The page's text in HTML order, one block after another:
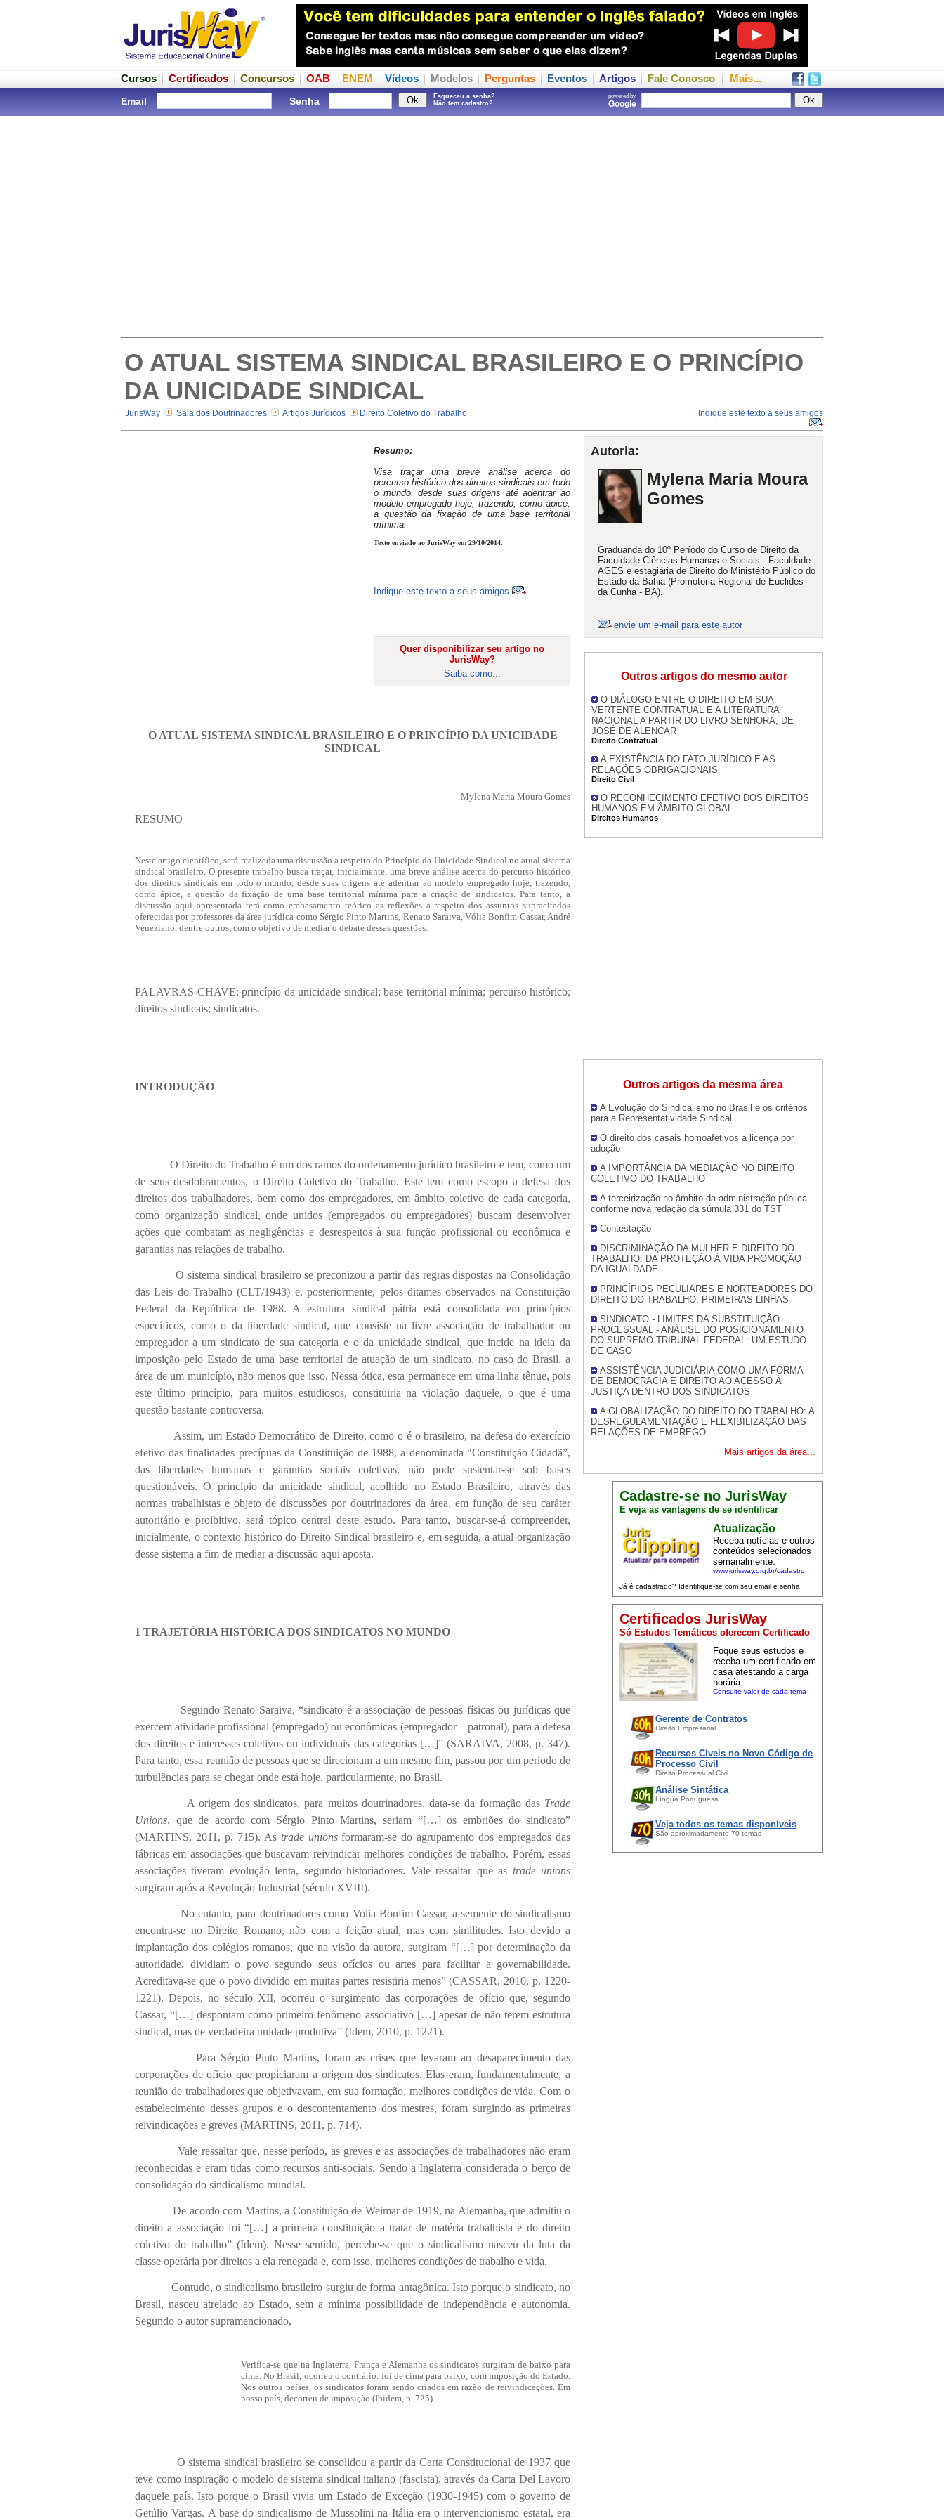
Cursos Certificados Concursos OAB ENEM Vídeos Modelos Perguntas Eventos Artigos Fale Conosco Mais...
Email Senha
Esqueceu a senha?
Não tem cadastro?
powered by
Google
O ATUAL SISTEMA SINDICAL BRASILEIRO E O PRINCÍPIO
DA UNICIDADE SINDICAL
JurisWay Sala dos Doutrinadores Artigos Jurídicos Direito Coletivo do Trabalho Indique este texto a seus amigos
Autoria:
Mylena Maria Moura
Gomes
Graduanda do 10º Período do Curso de Direito da
Faculdade Ciências Humanas e Sociais - Faculdade
AGES e estagiária de Direito do Ministério Público do
Estado da Bahia (Promotoria Regional de Euclides
da Cunha - BA).
envie um e-mail para este autor
Outros artigos do mesmo autor
O DIÁLOGO ENTRE O DIREITO EM SUA
VERTENTE CONTRATUAL E A LITERATURA
NACIONAL A PARTIR DO LIVRO SENHORA, DE
JOSÉ DE ALENCAR
Direito Contratual
A EXISTÊNCIA DO FATO JURÍDICO E AS
RELAÇÕES OBRIGACIONAIS
Direito Civil
O RECONHECIMENTO EFETIVO DOS DIREITOS
HUMANOS EM ÂMBITO GLOBAL
Direitos Humanos
Outros artigos da mesma área
A Evolução do Sindicalismo no Brasil e os critérios
para a Representatividade Sindical
O direito dos casais homoafetivos a licença por
adoção
A IMPORTÂNCIA DA MEDIAÇÃO NO DIREITO
COLETIVO DO TRABALHO
A terceirização no âmbito da administração pública
conforme nova redação da súmula 331 do TST
Contestação
DISCRIMINAÇÃO DA MULHER E DIREITO DO
TRABALHO: DA PROTEÇÃO À VIDA PROMOÇÃO
DA IGUALDADE.
PRINCÍPIOS PECULIARES E NORTEADORES DO
DIREITO DO TRABALHO: PRIMEIRAS LINHAS
SINDICATO - LIMITES DA SUBSTITUIÇÃO
PROCESSUAL - ANÁLISE DO POSICIONAMENTO
DO SUPREMO TRIBUNAL FEDERAL: UM ESTUDO
DE CASO
ASSISTÊNCIA JUDICIÁRIA COMO UMA FORMA
DE DEMOCRACIA E DIREITO AO ACESSO À
JUSTIÇA DENTRO DOS SINDICATOS
A GLOBALIZAÇÃO DO DIREITO DO TRABALHO: A
DESREGULAMENTAÇÃO E FLEXIBILIZAÇÃO DAS
RELAÇÕES DE EMPREGO
Mais artigos da área...
Cadastre-se no JurisWay
E veja as vantagens de se identificar
Atualização
Receba notícias e outros
conteúdos selecionados
semanalmente.
www.jurisway.org.br/cadastro
Já é cadastrado? Identifique-se com seu email e senha
Certificados JurisWay
Só Estudos Temáticos oferecem Certificado
Foque seus estudos e
receba um certificado em
casa atestando a carga
horária.
Consulte valor de cada tema
Gerente de Contratos
Direito Empresarial
Recursos Cíveis no Novo Código de
Processo Civil
Direito Processual Civil
Análise Sintática
Língua Portuguesa
Veja todos os temas disponíveis
São aproximadamente 70 temas
Resumo:
Visa traçar uma breve análise acerca do
percurso histórico dos direitos sindicais em todo
o mundo, desde suas origens até adentrar ao
modelo empregado hoje, trazendo, como ápice,
a questão da fixação de uma base territorial
mínima.
Texto enviado ao JurisWay em 29/10/2014.
Indique este texto a seus amigos
Quer disponibilizar seu artigo no
JurisWay?
Saiba como...
O ATUAL SISTEMA SINDICAL BRASILEIRO E O PRINCÍPIO DA UNICIDADE
SINDICAL
Mylena Maria Moura Gomes
RESUMO
Neste artigo científico, será realizada uma discussão a respeito do Princípio da Unicidade Sindical no atual sistema
sindical brasileiro. O presente trabalho busca traçar, inicialmente, uma breve análise acerca do percurso histórico
dos direitos sindicais em todo o mundo, desde suas origens até adentrar ao modelo empregado hoje, trazendo,
como ápice, a questão da fixação de uma base territorial mínima para a criação de sindicatos. Para tanto, a
discussão aqui apresentada terá como embasamento teórico as reflexões a respeito dos assuntos supracitados
oferecidas por professores da área jurídica como Sérgio Pinto Martins, Renato Saraiva, Vólia Bonfim Cassar, André
Veneziano, dentre outros, com o objetivo de mediar o debate dessas questões.
PALAVRAS-CHAVE: princípio da unicidade sindical; base territorial mínima; percurso histórico;
direitos sindicais; sindicatos.
INTRODUÇÃO
O Direito do Trabalho é um dos ramos do ordenamento jurídico brasileiro e tem, como um
de seus desdobramentos, o Direito Coletivo do Trabalho. Este tem como escopo a defesa dos
direitos dos trabalhadores, bem como dos empregadores, em âmbito coletivo de cada categoria,
como organização sindical, onde unidos (empregados ou empregadores) buscam desenvolver
ações que combatam as negligências e desrespeitos à sua função profissional ou econômica e
garantias nas relações de trabalho.
O sistema sindical brasileiro se preconizou a partir das regras dispostas na Consolidação
das Leis do Trabalho (CLT/1943) e, posteriormente, pelos ditames observados na Constituição
Federal da República de 1988. A estrutura sindical pátria está consolidada em princípios
específicos, como o da liberdade sindical, que consiste na livre associação de trabalhador ou
empregador a um sindicato de sua categoria e o da unicidade sindical, que incide na ideia da
imposição pelo Estado de uma base territorial de atuação de um sindicato, no caso do Brasil, a
área de um município, não menos que isso. Nessa ótica, esta permanece em uma linha tênue, pois
este último princípio, para muitos estudiosos, constituiria na violação daquele, o que é uma
questão bastante controversa.
Assim, um Estado Democrático de Direito, como o é o brasileiro, na defesa do exercício
efetivo das finalidades precípuas da Constituição de 1988, a denominada “Constituição Cidadã”,
das liberdades humanas e garantias sociais coletivas, não pode sustentar-se sob bases
questionáveis. O princípio da unicidade sindical, acolhido no Estado Brasileiro, através das
normas trabalhistas e objeto de discussões por doutrinadores da área, em função de seu caráter
autoritário e proibitivo, será tópico central deste estudo. Para tanto, buscar-se-á compreender,
inicialmente, o contexto histórico do Direito Sindical brasileiro e, em seguida, a atual organização
desse sistema a fim de mediar a discussão aqui aposta.
1 TRAJETÓRIA HISTÓRICA DOS SINDICATOS NO MUNDO
Segundo Renato Saraiva, “sindicato é a associação de pessoas físicas ou jurídicas que
exercem atividade profissional (empregado) ou econômicas (empregador – patronal), para a defesa
dos direitos e interesses coletivos ou individuais das categorias […]” (SARAIVA, 2008, p. 347).
Para tanto, essa reunião de pessoas que se direcionam a um mesmo fim, passou por um período de
turbulências para se chegar onde está hoje, particularmente, no Brasil.
A origem dos sindicatos, para muitos doutrinadores, data-se da formação das Trade
Unions, que de acordo com Sérgio Pinto Martins, seriam “[…] os embriões do sindicato”
(MARTINS, 2011, p. 715). As trade unionsformaram-se do agrupamento dos empregados das
fábricas em associações que buscavam reivindicar melhores condições de trabalho. Porém, essas
associações tiveram evolução lenta, segundo historiadores. Vale ressaltar que as trade unions
surgiram após a Revolução Industrial (século XVIII).
No entanto, para doutrinadores como Volia Bonfim Cassar, a semente do sindicalismo
encontra-se no Direito Romano, não com a feição atual, mas com similitudes. Isto devido a
implantação dos colégios romanos, que na visão da autora, surgiram “[…] por determinação da
autoridade, dividiam o povo segundo seus ofícios ou artes para facilitar a governabilidade.
Acreditava-se que o povo dividido em muitas partes resistiria menos” (CASSAR, 2010, p. 1220-
1221). Depois, no século XII, ocorreu o surgimento das corporações de ofício que, segundo
Cassar, “[…] despontam como primeiro fenômeno associativo […] apesar de não terem estrutura
sindical, mas de verdadeira unidade produtiva” (Idem, 2010, p. 1221).
Para Sérgio Pinto Martins, foram as crises que levaram ao desaparecimento das
corporações de ofício que propiciaram a origem dos sindicatos. Elas eram, fundamentalmente, a
reunião de trabalhadores que objetivavam, em sua formação, melhores condições de vida. Com o
estabelecimento desses grupos e o descontentamento dos mestres, foram surgindo as primeiras
reivindicações e greves (MARTINS, 2011, p. 714).
Vale ressaltar que, nesse período, as greves e as associações de trabalhadores não eram
reconhecidas e eram tidas como recursos anti-sociais. Sendo a Inglaterra considerada o berço de
consolidação do sindicalismo mundial.
De acordo com Martins, a Constituição de Weimar de 1919, na Alemanha, que admitiu o
direito a associação foi “[…] a primeira constituição a tratar de matéria trabalhista e do direito
coletivo do trabalho” (Idem). Nesse sentido, percebe-se que o sindicalismo nasceu da luta da
classe operária por direitos a ela renegada e, com isso, melhores condições de trabalho e vida.
Contudo, o sindicalismo brasileiro surgiu de forma antagônica. Isto porque o sindicato, no
Brasil, nasceu atrelado ao Estado, sem a mínima possibilidade de independência e autonomia.
Segundo o autor supramencionado,
Verifica-se que na Inglaterra, França e Alemanha os sindicatos surgiram de baixo para
cima. No Brasil, ocorreu o contrário: foi de cima para baixo, com imposição do Estado.
Nos outros países, os sindicatos foram sendo criados em razão de reivindicações. Em
nosso país, decorreu de imposição (Ibidem, p. 725).
O sistema sindical brasileiro se consolidou a partir da Carta Constitucional de 1937 que
teve como inspiração o modelo de sistema sindical italiano (fascista), através da Carta Del Lavoro
daquele país. Isto porque o Brasil vivia um Estado de Exceção (1930-1945) com o governo de
Getúlio Vargas. A base do sindicalismo de Mussolini na Itália era o intervencionismo estatal, era